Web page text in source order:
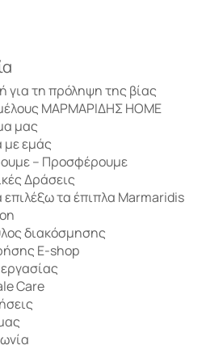
για τη πρόληψη της βίας
ΜΑΡΜΑΡΙΔΗΣ HOME
μας
με εμάς
– Προσφέρουμε
Δράσεις
επιλέξω τα έπιπλα Marmaridis
διακόσμησης
E-shop
Care